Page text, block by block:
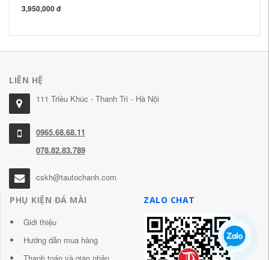
3,950,000 đ
LIÊN HỆ
111 Triều Khúc - Thanh Trì - Hà Nội
0965.68.68.11
078.82.83.789
cskh@tautochanh.com
PHỤ KIỆN ĐÁ MÀI
Giới thiệu
Hướng dẫn mua hàng
Thanh toán và giao nhận
ZALO CHAT